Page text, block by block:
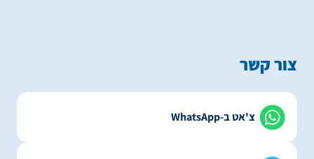
צור קשר
צ'אט ב-WhatsApp